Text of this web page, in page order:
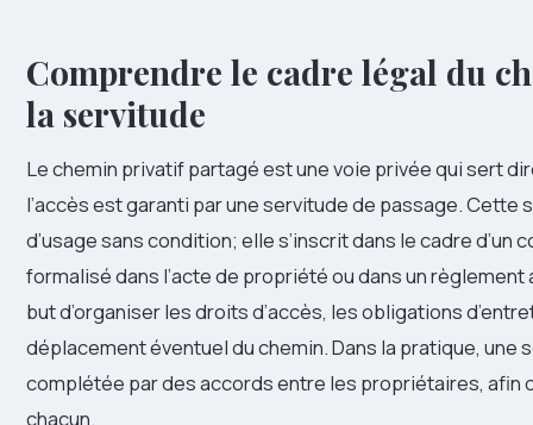
Comprendre le cadre légal du
la servitude
Le chemin privatif partagé est une voie privée qui sert
l’accès est garanti par une servitude de passage. Cette
d’usage sans condition; elle s’inscrit dans le cadre
formalisé dans l’acte de propriété ou dans un
but d’organiser les droits d’accès, les obligations
déplacement éventuel du chemin. Dans la pratique,
complétée par des accords entre les propriétaires, afin
chacun.